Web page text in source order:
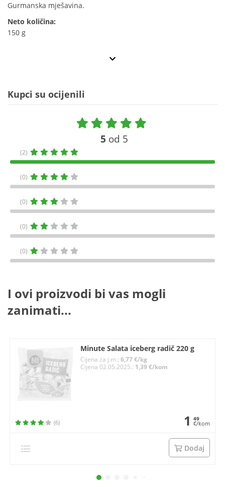
Gurmanska mješavina.
Neto količina:
150 g
Kupci su ocijenili
5 od 5
(2)
(0)
(0)
(0)
(0)
I ovi proizvodi bi vas mogli
zanimati...
Minute Salata iceberg radič 220 g
Cijena za j.m.:6,77 €/kg
Cijena 02.05.2025.: 1,39 €/kom
(6) 1 49
€/kom
Dodaj